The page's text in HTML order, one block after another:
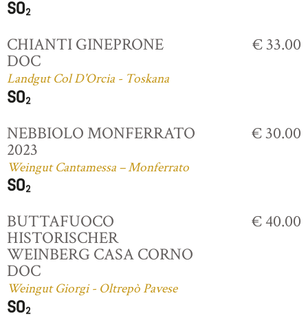
CHIANTI GINEPRONE
DOC
Landgut Col D'Orcia - Toskana
€ 33.00
NEBBIOLO MONFERRATO
2023
Weingut Cantamessa – Monferrato
€ 30.00
BUTTAFUOCO
HISTORISCHER
WEINBERG CASA CORNO
DOC
Weingut Giorgi - Oltrepò Pavese
€ 40.00